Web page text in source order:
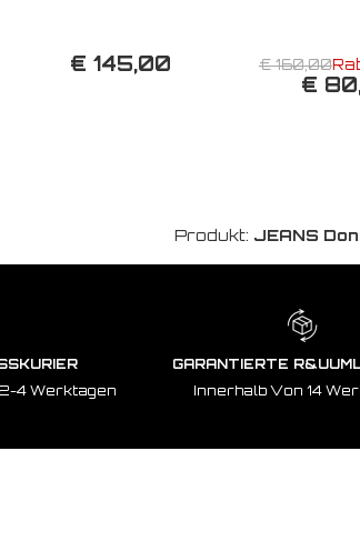
€ 145,00 € 160,00
€
Produkt: JEANS
4 Werktagen
GARANTIERTE
Innerhalb Von 14